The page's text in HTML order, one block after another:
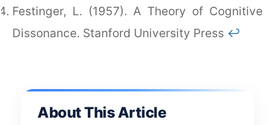
Festinger, L. (1957). A Theory of Cognitive
Dissonance. Stanford University Press ↩︎
About This Article